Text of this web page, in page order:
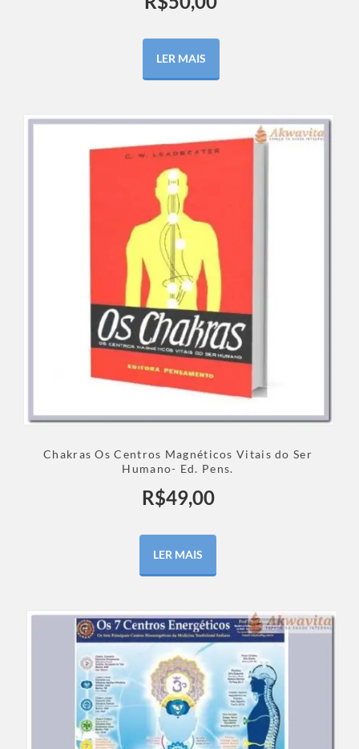
LER MAIS
Chakras Os Centros Magnéticos Vitais do Ser
Humano- Ed. Pens.
R$49,00
LER MAIS